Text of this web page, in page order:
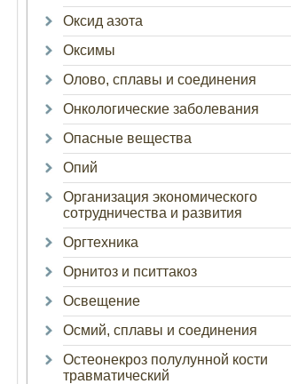
Оксид азота
Оксимы
Олово, сплавы и соединения
Онкологические заболевания
Опасные вещества
Опий
Организация экономического
сотрудничества и развития
Оргтехника
Орнитоз и пситтакоз
Освещение
Осмий, сплавы и соединения
Остеонекроз полулунной кости
травматический